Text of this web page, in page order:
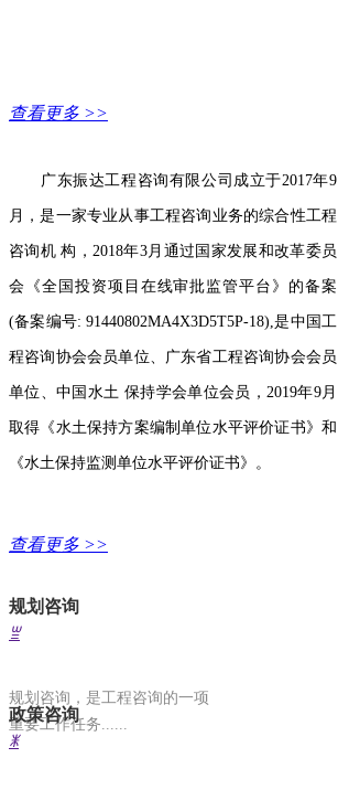
查看更多 >>
公司概况
广东振达工程咨询有限公司成立于2017年9
月，是一家专业从事工程咨询业务的综合性工程
咨询机 构，2018年3月通过国家发展和改革委员
会《全国投资项目在线审批监管平台》的备案
(备案编号: 91440802MA4X3D5T5P-18),是中国工
程咨询协会会员单位、广东省工程咨询协会会员
单位、中国水土 保持学会单位会员，2019年9月
取得《水土保持方案编制单位水平评价证书》和
《水土保持监测单位水平评价证书》。
查看更多 >>
业务范围
规划咨询
ꁡ
规划咨询，是工程咨询的一项
重要工作任务......
政策咨询
ꂓ